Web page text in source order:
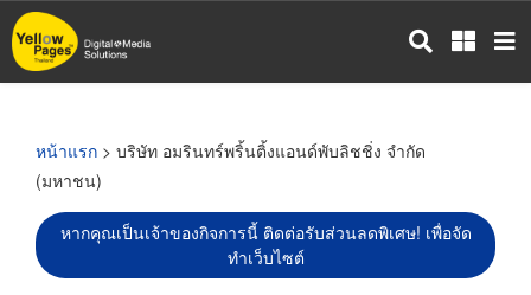
ข้าม
ไป
หน้าแรก > บริษัท อมรินทร์พริ้นติ้งแอนด์พับลิชชิ่ง จำกัด
(มหาชน)
หากคุณเป็นเจ้าของกิจการนี้ ติดต่อรับส่วนลดพิเศษ! เพื่อจัด
ทำเว็บไซต์